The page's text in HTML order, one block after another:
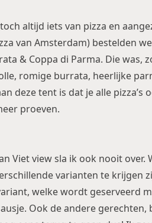
altijd iets van pizza en
van Amsterdam) bestelden
& Coppa di Parma. Die was,
romige burrata, heerlijke
deze tent is dat je alle pizza’s
proeven.
Viet view sla ik ook nooit over.
varianten te krijgen
welke wordt geserveerd
Ook de andere gerechten,